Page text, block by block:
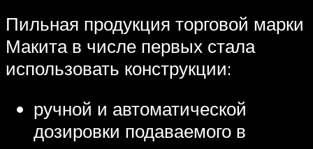
Пильная продукция торговой марки
Макита в числе первых стала
использовать конструкции:
ручной и автоматической
дозировки подаваемого в